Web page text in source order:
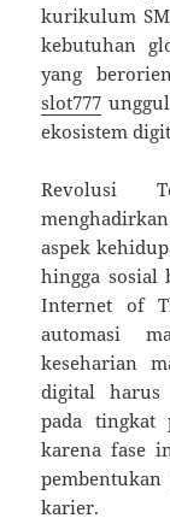
kurikulum
kebutuhan
yang
slot777
ekosistem
Revolusi
aspek
hingga sosial
Internet of
automasi
keseharian
digital harus
pada tingkat
karena fase
karier.